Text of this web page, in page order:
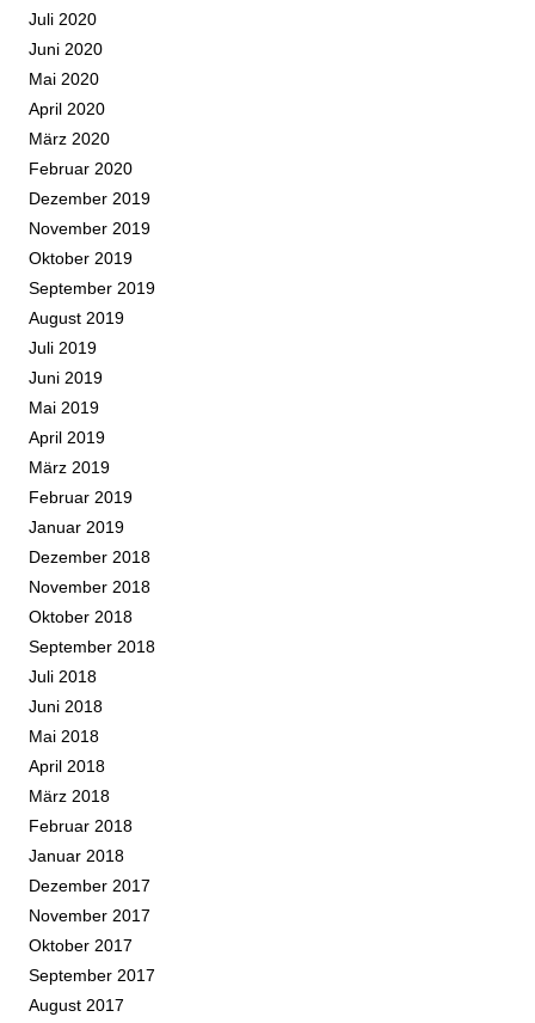
Juli 2020
Juni 2020
Mai 2020
April 2020
März 2020
Februar 2020
Dezember 2019
November 2019
Oktober 2019
September 2019
August 2019
Juli 2019
Juni 2019
Mai 2019
April 2019
März 2019
Februar 2019
Januar 2019
Dezember 2018
November 2018
Oktober 2018
September 2018
Juli 2018
Juni 2018
Mai 2018
April 2018
März 2018
Februar 2018
Januar 2018
Dezember 2017
November 2017
Oktober 2017
September 2017
August 2017